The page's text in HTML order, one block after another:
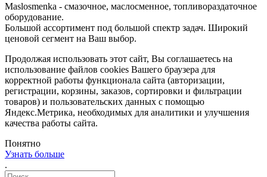
Maslosmenka - смазочное, маслосменное, топливораздаточное
оборудование.
Большой ассортимент под большой спектр задач. Широкий
ценовой сегмент на Ваш выбор.
Продолжая использовать этот сайт, Вы соглашаетесь на
использование файлов cookies Вашего браузера для
корректной работы функционала сайта (авторизации,
регистрации, корзины, заказов, сортировки и фильтрации
товаров) и пользовательских данных с помощью
Яндекс.Метрика, необходимых для аналитики и улучшения
качества работы сайта.
Понятно
Узнать больше
.